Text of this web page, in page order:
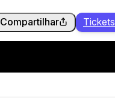
Compartilhar Tickets